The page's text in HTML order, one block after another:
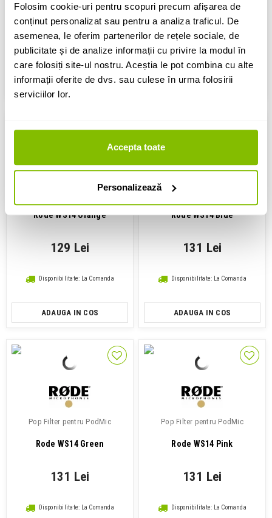
Folosim cookie-uri pentru scopuri precum afișarea de
conținut personalizat sau pentru a analiza traficul. De
asemenea, le oferim partenerilor de rețele sociale, de
publicitate și de analize informații cu privire la modul în
care folosiți site-ul nostru. Aceștia le pot combina cu alte
informații oferite de dvs. sau culese în urma folosirii
serviciilor lor.
Accepta toate
Personalizează
391 Lei
IN STOC
ADAUGA IN COS
446 Lei
IN STOC
ADAUGA IN COS
Pop Filter pentru PodMic
Rode WS14 Orange
129 Lei
Disponibilitate: La Comanda
ADAUGA IN COS
Pop Filter pentru PodMic
Rode WS14 Blue
131 Lei
Disponibilitate: La Comanda
ADAUGA IN COS
Pop Filter pentru PodMic
Rode WS14 Green
131 Lei
Disponibilitate: La Comanda
Pop Filter pentru PodMic
Rode WS14 Pink
131 Lei
Disponibilitate: La Comanda